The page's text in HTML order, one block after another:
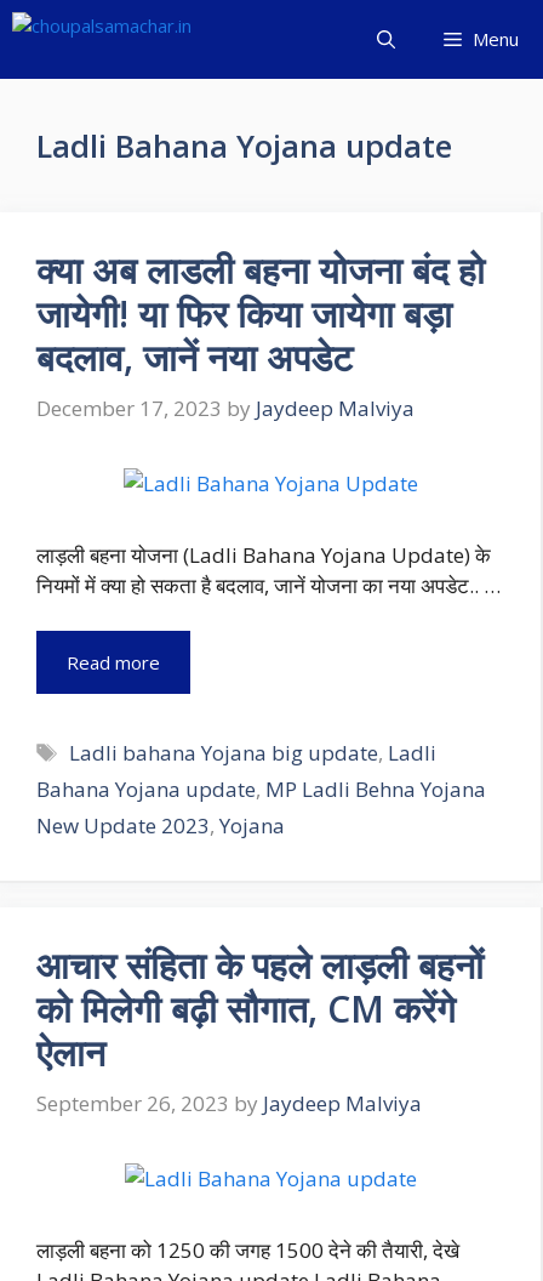
Skip
content
Menu
Ladli Bahana Yojana update
क्या अब लाडली बहना योजना बंद हो
जायेगी! या फिर किया जायेगा बड़ा
बदलाव, जानें नया अपडेट
December 17, 2023 by Jaydeep Malviya
लाड़ली बहना योजना (Ladli Bahana Yojana Update) के
नियमों में क्या हो सकता है बदलाव, जानें योजना का नया अपडेट.. …
Read more
Tags
Ladli bahana Yojana big update, Ladli
Bahana Yojana update, MP Ladli Behna Yojana
New Update 2023, Yojana
आचार संहिता के पहले लाड़ली बहनों
को मिलेगी बढ़ी सौगात, CM करेंगे
ऐलान
September 26, 2023 by Jaydeep Malviya
लाड़ली बहना को 1250 की जगह 1500 देने की तैयारी, देखे